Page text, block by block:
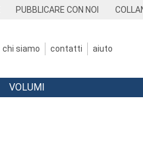
PUBBLICARE CON NOI
chi siamo contatti aiuto
VOLUMI